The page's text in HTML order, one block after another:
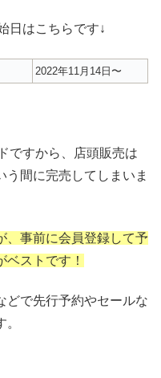
日はこちらです↓
2022年11月14日〜
ですから、店頭販売は
う間に完売してしまいま
、事前に会員登録して予
ストです！
どで先行予約やセールな